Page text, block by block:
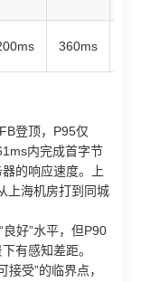
360ms
登顶，P95仅
内完成首字节
的响应速度。上
上海机房打到同城
好”水平，但P90
有感知差距。
接受”的临界点，